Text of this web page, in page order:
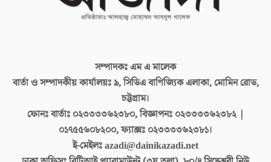
সম্পাদকঃএম এ মালেক
বার্তা ও সম্পাদকীয় কার্যালয়ঃ৯, সিডিএ বাণিজ্যিক এলাকা, মোমিন রোড,
চট্টগ্রাম।
ফোনঃ বার্তাঃ ০২৩৩৩৩৬২৩৮০, বিজ্ঞাপনঃ ০২৩৩৩৩৬২৩৮২ |
০১৭৫৫৬০৮২০০, ফ্যাক্সঃ ০২৩৩৩৩৬২৩৮১।
ই-মেইলঃazadi@dainikazadi.net